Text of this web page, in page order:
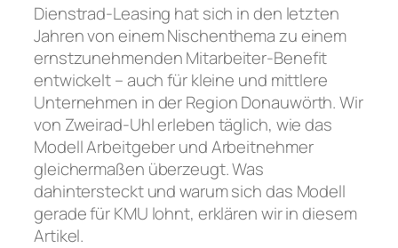
Kontakt
Dienstrad-Leasing hat sich in den letzten
Jahren von einem Nischenthema zu einem
ernstzunehmenden Mitarbeiter-Benefit
entwickelt – auch für kleine und mittlere
Unternehmen in der Region Donauwörth. Wir
von Zweirad-Uhl erleben täglich, wie das
Modell Arbeitgeber und Arbeitnehmer
gleichermaßen überzeugt. Was
dahintersteckt und warum sich das Modell
gerade für KMU lohnt, erklären wir in diesem
Artikel.